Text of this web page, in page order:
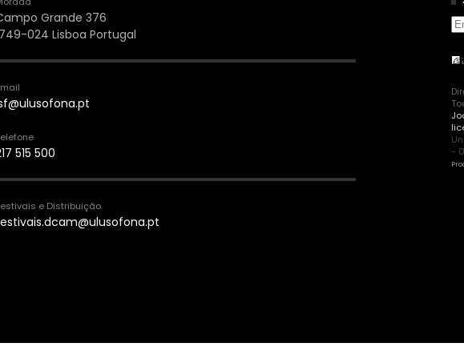
Grande 376
024 Lisboa Portugal
515 500
e Distribuição
-